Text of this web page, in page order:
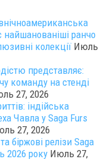
найшанованіші ранчо
колекції Июль
представляє:
команду на стенді
27, 2026
індійська
Чавла у Saga Furs
27, 2026
біржові релізи Saga
2026 року Июль 27,